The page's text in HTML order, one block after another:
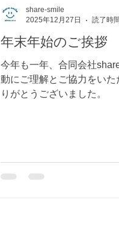
年末年始のご挨拶
今年も一年、合同会社
動にご理解とご協力をいた
りがとうございました。
share-smile
2025年12月27日
読了時